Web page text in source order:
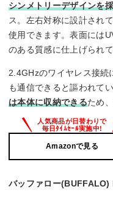
シンメトリーデザインを
ス。左右対称に設計され
使用できます。表面には
のある質感に仕上げられ
2.4GHzのワイヤレス接続
も通信できると謳われて
は本体に収納できるため
Amazonで見る
バッファロー(BUFFALO)